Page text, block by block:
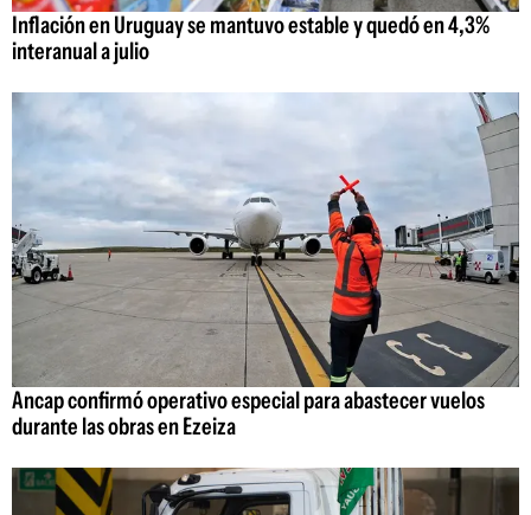
Inflación en Uruguay se mantuvo estable y quedó en 4,3%
interanual a julio
Ancap confirmó operativo especial para abastecer vuelos
durante las obras en Ezeiza